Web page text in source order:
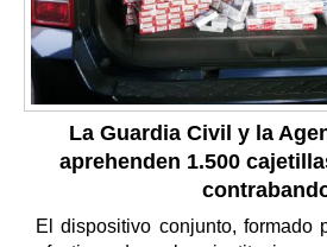
La Guardia Civil y la
aprehenden 1.500
El dispositivo conjunto, formado